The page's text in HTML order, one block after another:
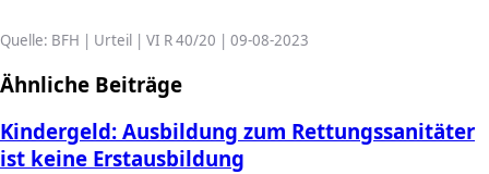
Quelle: BFH | Urteil | VI R 40/20 | 09-08-2023
Ähnliche Beiträge
Kindergeld: Ausbildung zum Rettungssanitäter
ist keine Erstausbildung